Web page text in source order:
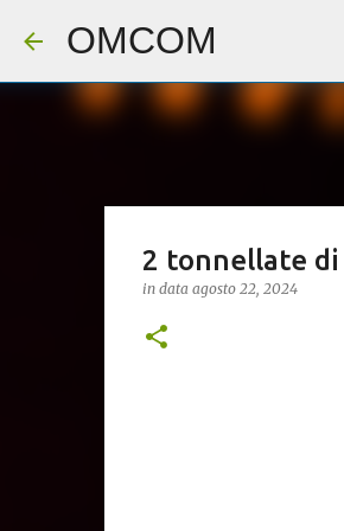
OMCOM
2 tonnellate di
in data agosto 22, 2024